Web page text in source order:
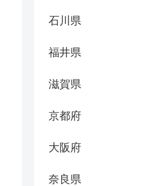
石川県
福井県
滋賀県
京都府
大阪府
奈良県